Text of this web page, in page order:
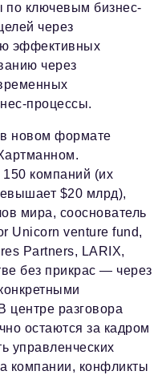
ключевым бизнес-
через
эффективных
через
процессы.
новом формате
компаний (их
$20 млрд),
мира, сооснователь
Unicorn venture fund,
Partners, LARIX,
без прикрас — через
центре разговора
остаются за кадром
управленческих
компании, конфликты